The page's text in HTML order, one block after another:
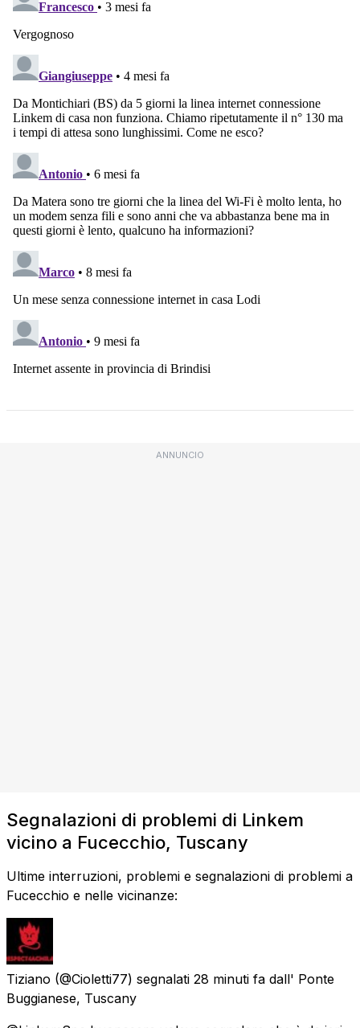
ANNUNCIO
Segnalazioni di problemi di Linkem
vicino a Fucecchio, Tuscany
Ultime interruzioni, problemi e segnalazioni di problemi a
Fucecchio e nelle vicinanze:
Tiziano (@Cioletti77) segnalati 28 minuti fa dall' Ponte
Buggianese, Tuscany